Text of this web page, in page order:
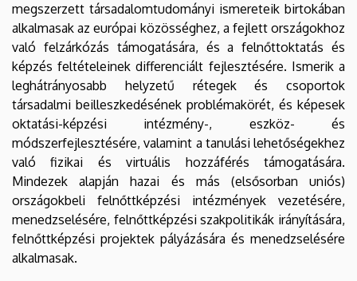
megszerzett társadalomtudományi ismereteik birtokában
alkalmasak az európai közösséghez, a fejlett országokhoz
való felzárkózás támogatására, és a felnőttoktatás és
képzés feltételeinek differenciált fejlesztésére. Ismerik a
leghátrányosabb helyzetű rétegek és csoportok
társadalmi beilleszkedésének problémakörét, és képesek
oktatási-képzési intézmény-, eszköz- és
módszerfejlesztésére, valamint a tanulási lehetőségekhez
való fizikai és virtuális hozzáférés támogatására.
Mindezek alapján hazai és más (elsősorban uniós)
országokbeli felnőttképzési intézmények vezetésére,
menedzselésére, felnőttképzési szakpolitikák irányítására,
felnőttképzési projektek pályázására és menedzselésére
alkalmasak.